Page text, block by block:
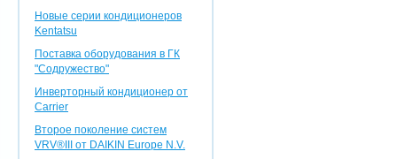
Новые серии кондиционеров
Kentatsu
Поставка оборудования в ГК
"Содружество"
Инверторный кондиционер от
Carrier
Второе поколение систем
VRV®III от DAIKIN Europe N.V.